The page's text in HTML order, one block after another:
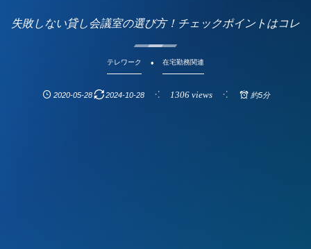
失敗しない貸し会議室の選び方！チェックポイントはコレ
テレワーク 在宅勤務関連
2020-05-28 2024-10-28 1306 views 約5分